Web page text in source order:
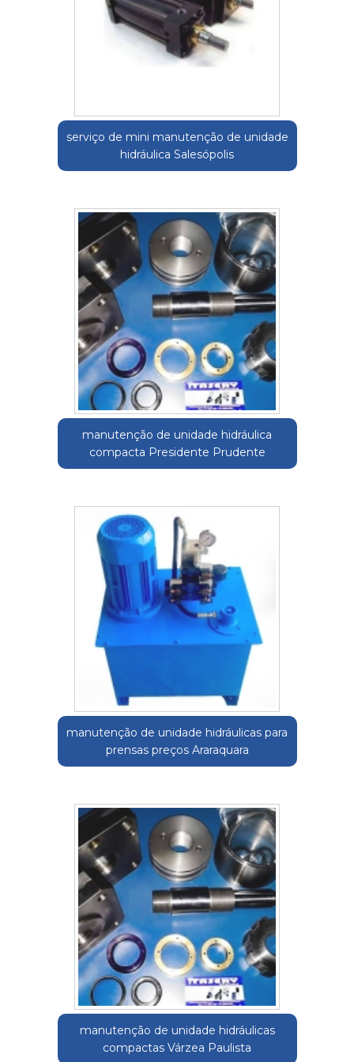
serviço de mini manutenção de unidade
hidráulica Salesópolis
manutenção de unidade hidráulica
compacta Presidente Prudente
manutenção de unidade hidráulicas para
prensas preços Araraquara
manutenção de unidade hidráulicas
compactas Várzea Paulista